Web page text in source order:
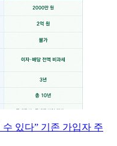
수 있다” 기존 가입자 주